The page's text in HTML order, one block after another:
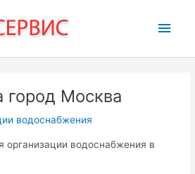
город Москва
водоснабжения
организации водоснабжения в